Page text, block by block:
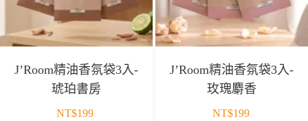
J’Room精油香氛袋3入-
琥珀書房
NT$199
J’Room精油香氛袋3入-
玫瑰麝香
NT$199